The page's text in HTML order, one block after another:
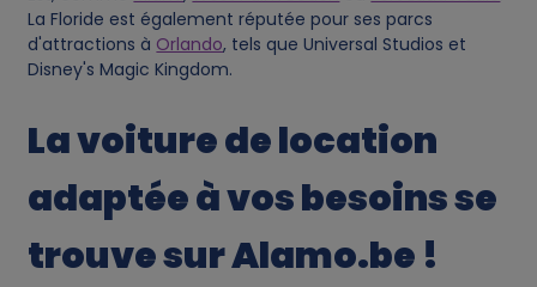
La Floride est également réputée pour ses parcs
d'attractions à Orlando, tels que Universal Studios et
Disney's Magic Kingdom.
La voiture de location
adaptée à vos besoins se
trouve sur Alamo.be !
a
n
d
c
o